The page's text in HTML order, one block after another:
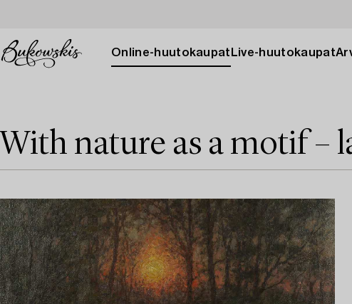
Online-huutokaupat Live-huutokaupat
With nature as a motif –